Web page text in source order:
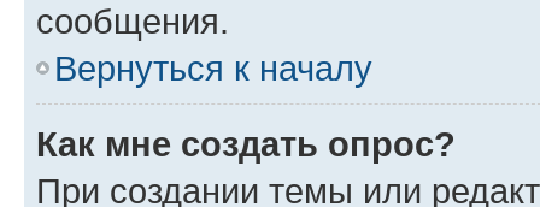
сообщения.
Вернуться к началу
Как мне создать опрос?
При создании темы или